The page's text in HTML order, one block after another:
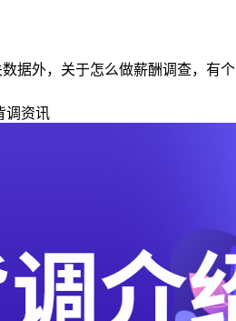
据外，关于怎么做薪酬调查，有
调资讯